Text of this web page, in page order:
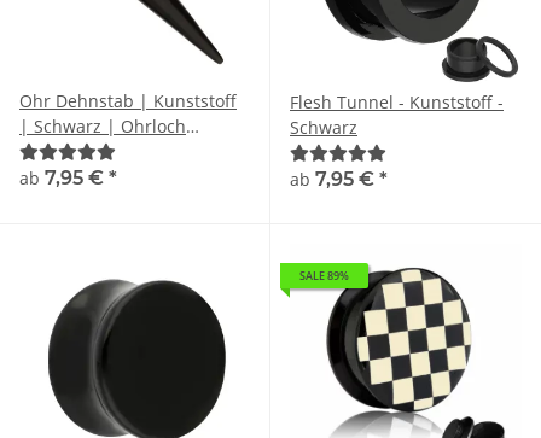
Ohr Dehnstab | Kunststoff
| Schwarz | Ohrloch
Expander
ab 7,95 € *
Flesh Tunnel - Kunststoff -
Schwarz
ab 7,95 € *
SALE 89%